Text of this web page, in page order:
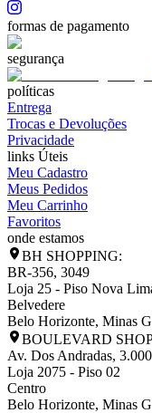
formas de pagamento
segurança
políticas
Entrega
Trocas e Devoluções
Privacidade
links Úteis
Meu Cadastro
Meus Pedidos
Meu Carrinho
Favoritos
onde estamos
BH SHOPPING:
BR-356, 3049
Loja 25 - Piso Nova
Belvedere
Belo Horizonte, Minas
BOULEVARD
Av. Dos Andradas, 3.000
Loja 2075 - Piso 02
Centro
Belo Horizonte, Minas